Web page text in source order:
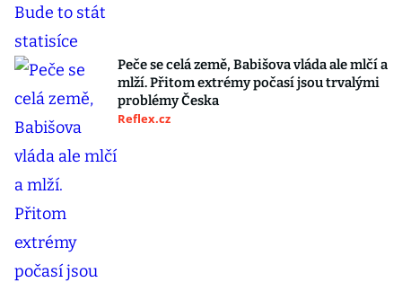
Peče se celá země, Babišova vláda ale mlčí a
mlží. Přitom extrémy počasí jsou trvalými
problémy Česka
Reflex.cz